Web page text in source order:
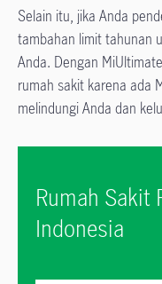
Selain itu, jika Anda
tambahan limit tahunan
Anda. Dengan
rumah sakit karena ada
melindungi Anda dan
Rumah Sakit
Indonesia